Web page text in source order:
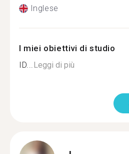
Inglese
I miei obiettivi di studio
ID...Leggi di più